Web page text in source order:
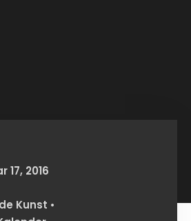
17, 2016
Kunst •